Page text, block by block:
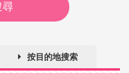
尋
按目的地搜索